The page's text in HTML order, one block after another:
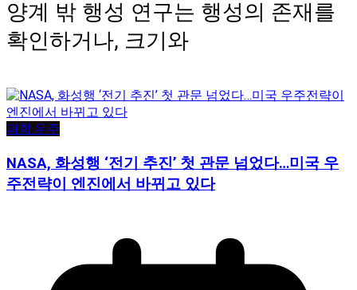
양계 밖 행성 연구는 행성의 존재를
확인하거나, 크기와
과학·우주
NASA, 화성행 ‘전기 추진’ 첫 관문 넘었다…미국 우
주전략이 엔진에서 바뀌고 있다